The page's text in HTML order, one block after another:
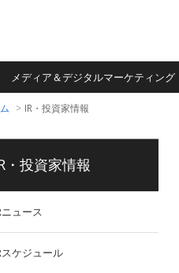
About
メディア＆デジタルマーケティング
ングプラットフォーム
情報サイト
せる
IR・投資家情報
・投資家情報
ニュース
スケジュール